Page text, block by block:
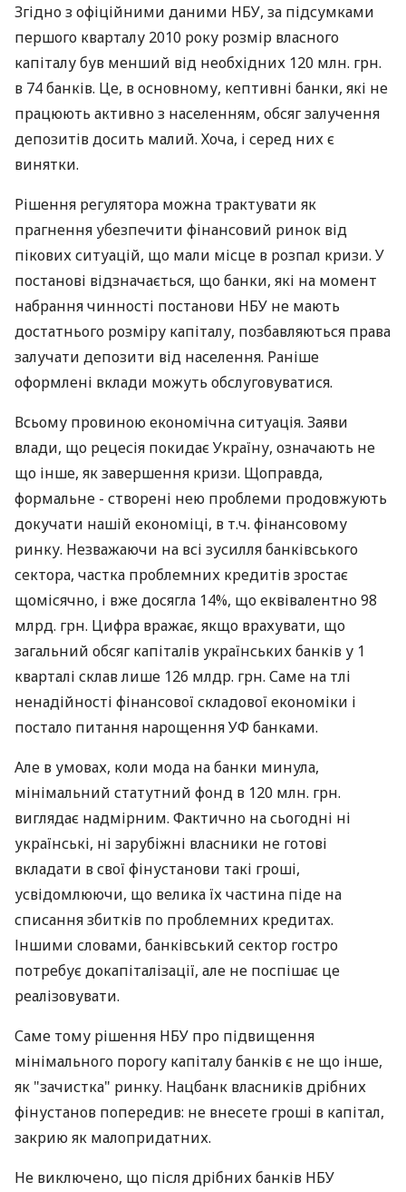
Згідно з офіційними даними НБУ, за підсумками
першого кварталу 2010 року розмір власного
капіталу був менший від необхідних 120 млн. грн.
в 74 банків. Це, в основному, кептивні банки, які не
працюють активно з населенням, обсяг залучення
депозитів досить малий. Хоча, і серед них є
винятки.
Рішення регулятора можна трактувати як
прагнення убезпечити фінансовий ринок від
пікових ситуацій, що мали місце в розпал кризи. У
постанові відзначається, що банки, які на момент
набрання чинності постанови НБУ не мають
достатнього розміру капіталу, позбавляються права
залучати депозити від населення. Раніше
оформлені вклади можуть обслуговуватися.
Всьому провиною економічна ситуація. Заяви
влади, що рецесія покидає Україну, означають не
що інше, як завершення кризи. Щоправда,
формальне - створені нею проблеми продовжують
докучати нашій економіці, в т.ч. фінансовому
ринку. Незважаючи на всі зусилля банківського
сектора, частка проблемних кредитів зростає
щомісячно, і вже досягла 14%, що еквівалентно 98
млрд. грн. Цифра вражає, якщо врахувати, що
загальний обсяг капіталів українських банків у 1
кварталі склав лише 126 млдр. грн. Саме на тлі
ненадійності фінансової складової економіки і
постало питання нарощення УФ банками.
Але в умовах, коли мода на банки минула,
мінімальний статутний фонд в 120 млн. грн.
виглядає надмірним. Фактично на сьогодні ні
українські, ні зарубіжні власники не готові
вкладати в свої фінустанови такі гроші,
усвідомлюючи, що велика їх частина піде на
списання збитків по проблемних кредитах.
Іншими словами, банківський сектор гостро
потребує докапіталізації, але не поспішає це
реалізовувати.
Саме тому рішення НБУ про підвищення
мінімального порогу капіталу банків є не що інше,
як "зачистка" ринку. Нацбанк власників дрібних
фінустанов попередив: не внесете гроші в капітал,
закрию як малопридатних.
Не виключено, що після дрібних банків НБУ